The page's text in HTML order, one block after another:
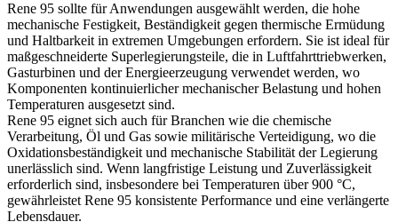
Rene 95 sollte für Anwendungen ausgewählt werden, die hohe
mechanische Festigkeit, Beständigkeit gegen thermische Ermüdung
und Haltbarkeit in extremen Umgebungen erfordern. Sie ist ideal für
maßgeschneiderte Superlegierungsteile, die in Luftfahrttriebwerken,
Gasturbinen und der Energieerzeugung verwendet werden, wo
Komponenten kontinuierlicher mechanischer Belastung und hohen
Temperaturen ausgesetzt sind.
Rene 95 eignet sich auch für Branchen wie die chemische
Verarbeitung, Öl und Gas sowie militärische Verteidigung, wo die
Oxidationsbeständigkeit und mechanische Stabilität der Legierung
unerlässlich sind. Wenn langfristige Leistung und Zuverlässigkeit
erforderlich sind, insbesondere bei Temperaturen über 900 °C,
gewährleistet Rene 95 konsistente Performance und eine verlängerte
Lebensdauer.